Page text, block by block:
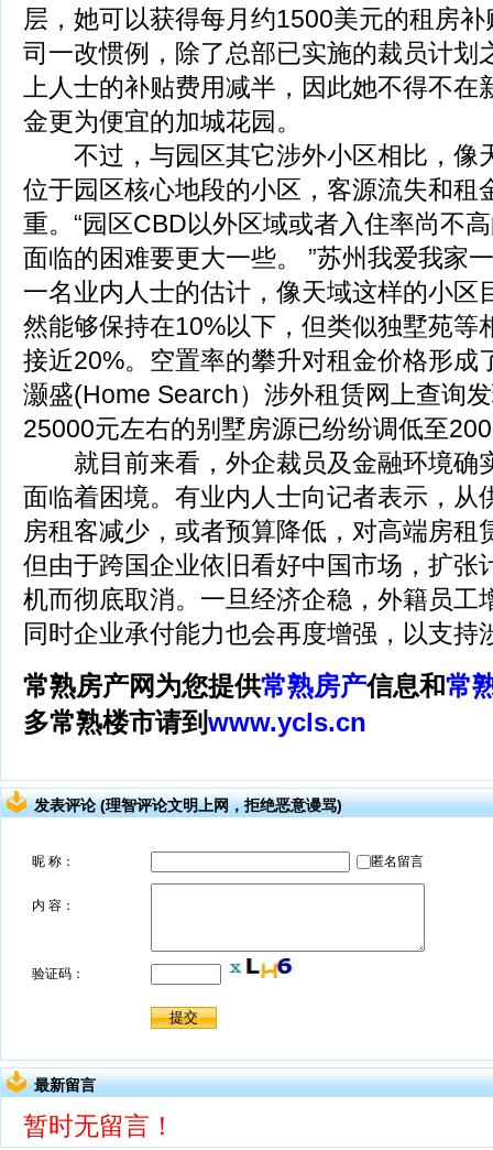
层，她可以获得每月约1500美元的租房
司一改惯例，除了总部已实施的裁员计划
上人士的补贴费用减半，因此她不得不
金更为便宜的加城花园。
不过，与园区其它涉外小区相比，像
位于园区核心地段的小区，客源流失和租
重。“园区CBD以外区域或者入住率尚不
面临的困难要更大一些。 ”苏州我爱我家
一名业内人士的估计，像天域这样的小区
然能够保持在10%以下，但类似独墅苑等
接近20%。空置率的攀升对租金价格形成
灏盛(Home Search）涉外租赁网上查询
25000元左右的别墅房源已纷纷调低至
就目前来看，外企裁员及金融环境确
面临着困境。有业内人士向记者表示，从
房租客减少，或者预算降低，对高端房租
但由于跨国企业依旧看好中国市场，扩张
机而彻底取消。一旦经济企稳，外籍员工
同时企业承付能力也会再度增强，以支持
常熟房产网为您提供常熟房产信息和常
多常熟楼市请到www.ycls.cn
发表评论 (理智评论文明上网，拒绝恶意谩骂)
最新留言
暂时无留言！